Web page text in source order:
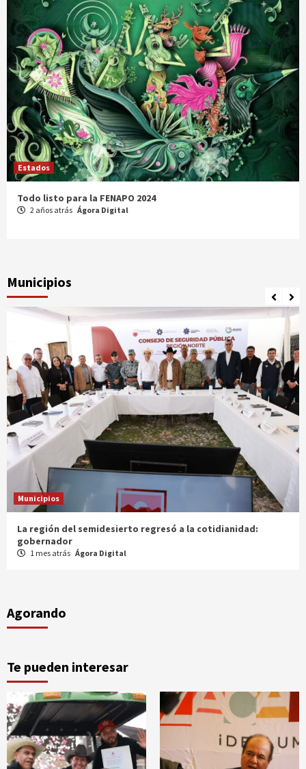
Estados
Comparte Cecytez estrategias para mejora académica en
Tamaulipas
Municipios
Municipios
Entrega gobernador a productores 100 mdp en semilla
1 mes atrás
Agorando
Te pueden interesar